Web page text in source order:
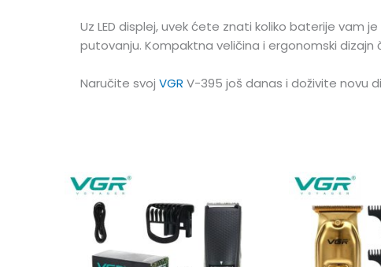
Uz LED displej, uvek ćete znati koliko baterije vam
putovanju. Kompaktna veličina i ergonomski
Naručite svoj VGR V-395 još danas i doživite novu